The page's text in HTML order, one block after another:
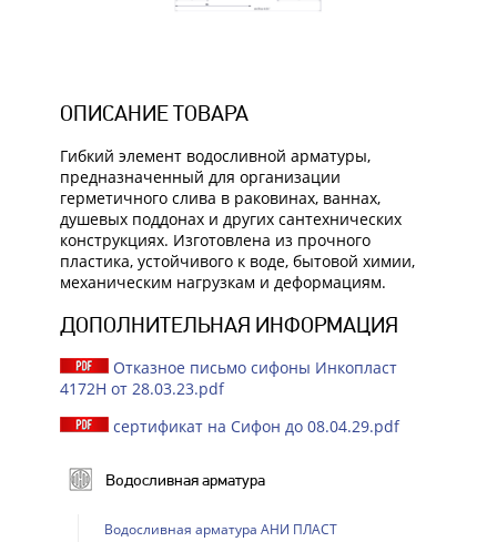
ОПИСАНИЕ ТОВАРА
Гибкий элемент водосливной арматуры,
предназначенный для организации
герметичного слива в раковинах, ваннах,
душевых поддонах и других сантехнических
конструкциях. Изготовлена из прочного
пластика, устойчивого к воде, бытовой химии,
механическим нагрузкам и деформациям.
ДОПОЛНИТЕЛЬНАЯ ИНФОРМАЦИЯ
Отказное письмо сифоны Инкопласт
4172Н от 28.03.23.pdf
сертификат на Сифон до 08.04.29.pdf
Водосливная арматура
Водосливная арматура АНИ ПЛАСТ